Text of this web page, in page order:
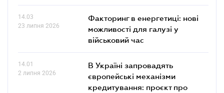
14.03
23 липня 2026
Факторинг в енергетиці: нові
можливості для галузі у
військовий час
14.01
2 липня 2026
В Україні запровадять
європейські механізми
кредитування: проєкт про